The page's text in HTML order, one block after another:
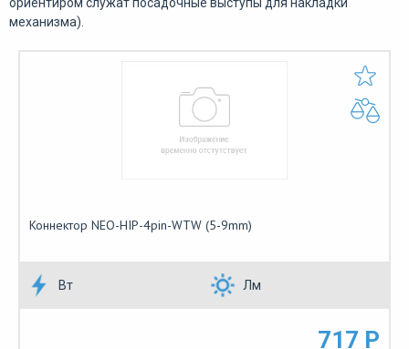
механизма).
Коннектор NEO-HIP-4pin-WTW (5-9mm)
Вт Лм
717 Р